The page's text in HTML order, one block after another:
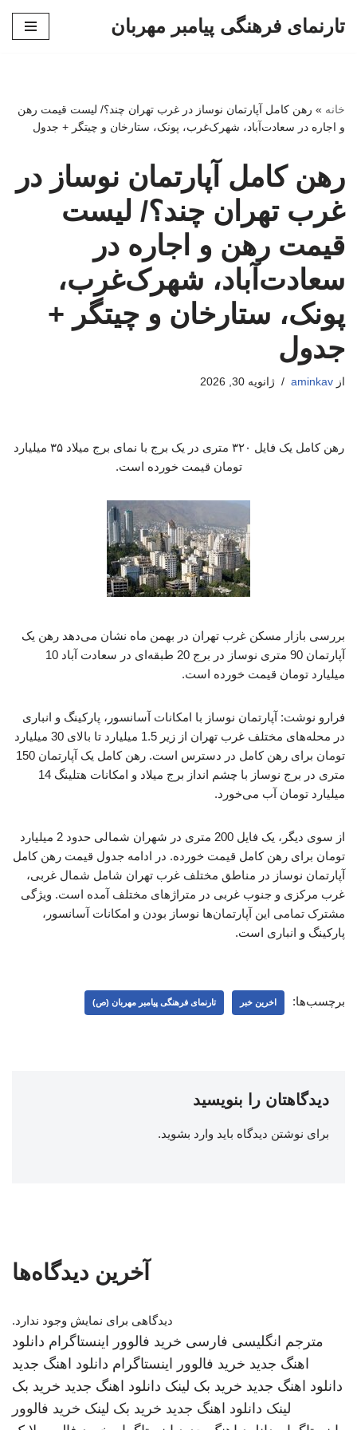
تارنمای فرهنگی پیامبر مهربان
خانه » رهن کامل آپارتمان نوساز در غرب تهران چند؟/ لیست قیمت رهن
و اجاره در سعادت‌آباد، شهرک‌غرب، پونک، ستارخان و چیتگر + جدول
رهن کامل آپارتمان نوساز در
غرب تهران چند؟/ لیست
قیمت رهن و اجاره در
سعادت‌آباد، شهرک‌غرب،
پونک، ستارخان و چیتگر +
جدول
از aminkav ژانویه 30, 2026
رهن کامل یک فایل ۳۲۰ متری در یک برج با نمای برج میلاد ۳۵ میلیارد
تومان قیمت خورده است.
بررسی بازار مسکن غرب تهران در بهمن ماه نشان می‌دهد رهن یک
آپارتمان 90 متری نوساز در برج 20 طبقه‌ای در سعادت آباد 10
میلیارد تومان قیمت خورده است.
فرارو نوشت: آپارتمان‌ نوساز با امکانات آسانسور، پارکینگ و انباری
در محله‌های مختلف غرب تهران از زیر 1.5 میلیارد تا بالای 30 میلیارد
تومان برای رهن کامل در دسترس است. رهن کامل یک آپارتمان 150
متری در برج نوساز با چشم انداز برج میلاد و امکانات هتلینگ 14
میلیارد تومان آب می‌خورد.
از سوی دیگر، یک فایل 200 متری در شهران شمالی حدود 2 میلیارد
تومان برای رهن کامل قیمت خورده. در ادامه جدول قیمت رهن کامل
آپارتمان نوساز در مناطق مختلف غرب تهران شامل شمال غربی،
غرب مرکزی و جنوب غربی در متراژهای مختلف آمده است. ویژگی
مشترک تمامی این آپارتمان‌ها نوساز بودن و امکانات آسانسور،
پارکینگ و انباری است.
برچسب‌ها: اخرین خبر تارنمای فرهنگی پیامبر مهربان (ص)
دیدگاهتان را بنویسید
برای نوشتن دیدگاه باید وارد بشوید.
آخرین دیدگاه‌ها
دیدگاهی برای نمایش وجود ندارد.
مترجم انگلیسی فارسی خرید فالوور اینستاگرام دانلود
اهنگ جدید خرید فالوور اینستاگرام دانلود اهنگ جدید
دانلود اهنگ جدید خرید بک لینک دانلود اهنگ جدید خرید بک
لینک دانلود اهنگ جدید خرید بک لینک خرید فالوور